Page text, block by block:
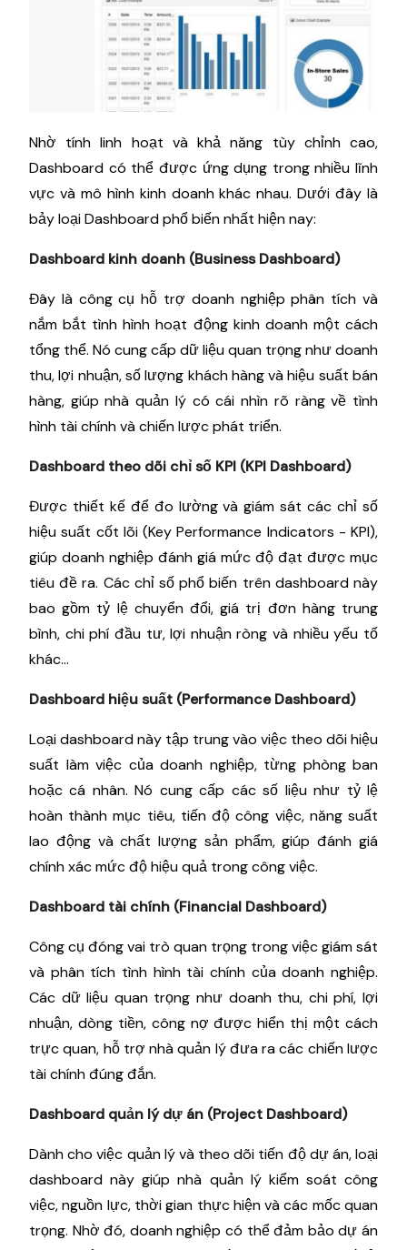
Nhờ tính linh hoạt và khả năng tùy chỉnh cao,
Dashboard có thể được ứng dụng trong nhiều lĩnh
vực và mô hình kinh doanh khác nhau. Dưới đây là
bảy loại Dashboard phổ biến nhất hiện nay:
Dashboard kinh doanh (Business Dashboard)
Đây là công cụ hỗ trợ doanh nghiệp phân tích và
nắm bắt tình hình hoạt động kinh doanh một cách
tổng thể. Nó cung cấp dữ liệu quan trọng như doanh
thu, lợi nhuận, số lượng khách hàng và hiệu suất bán
hàng, giúp nhà quản lý có cái nhìn rõ ràng về tình
hình tài chính và chiến lược phát triển.
Dashboard theo dõi chỉ số KPI (KPI Dashboard)
Được thiết kế để đo lường và giám sát các chỉ số
hiệu suất cốt lõi (Key Performance Indicators - KPI),
giúp doanh nghiệp đánh giá mức độ đạt được mục
tiêu đề ra. Các chỉ số phổ biến trên dashboard này
bao gồm tỷ lệ chuyển đổi, giá trị đơn hàng trung
bình, chi phí đầu tư, lợi nhuận ròng và nhiều yếu tố
khác...
Dashboard hiệu suất (Performance Dashboard)
Loại dashboard này tập trung vào việc theo dõi hiệu
suất làm việc của doanh nghiệp, từng phòng ban
hoặc cá nhân. Nó cung cấp các số liệu như tỷ lệ
hoàn thành mục tiêu, tiến độ công việc, năng suất
lao động và chất lượng sản phẩm, giúp đánh giá
chính xác mức độ hiệu quả trong công việc.
Dashboard tài chính (Financial Dashboard)
Công cụ đóng vai trò quan trọng trong việc giám sát
và phân tích tình hình tài chính của doanh nghiệp.
Các dữ liệu quan trọng như doanh thu, chi phí, lợi
nhuận, dòng tiền, công nợ được hiển thị một cách
trực quan, hỗ trợ nhà quản lý đưa ra các chiến lược
tài chính đúng đắn.
Dashboard quản lý dự án (Project Dashboard)
Dành cho việc quản lý và theo dõi tiến độ dự án, loại
dashboard này giúp nhà quản lý kiểm soát công
việc, nguồn lực, thời gian thực hiện và các mốc quan
trọng. Nhờ đó, doanh nghiệp có thể đảm bảo dự án